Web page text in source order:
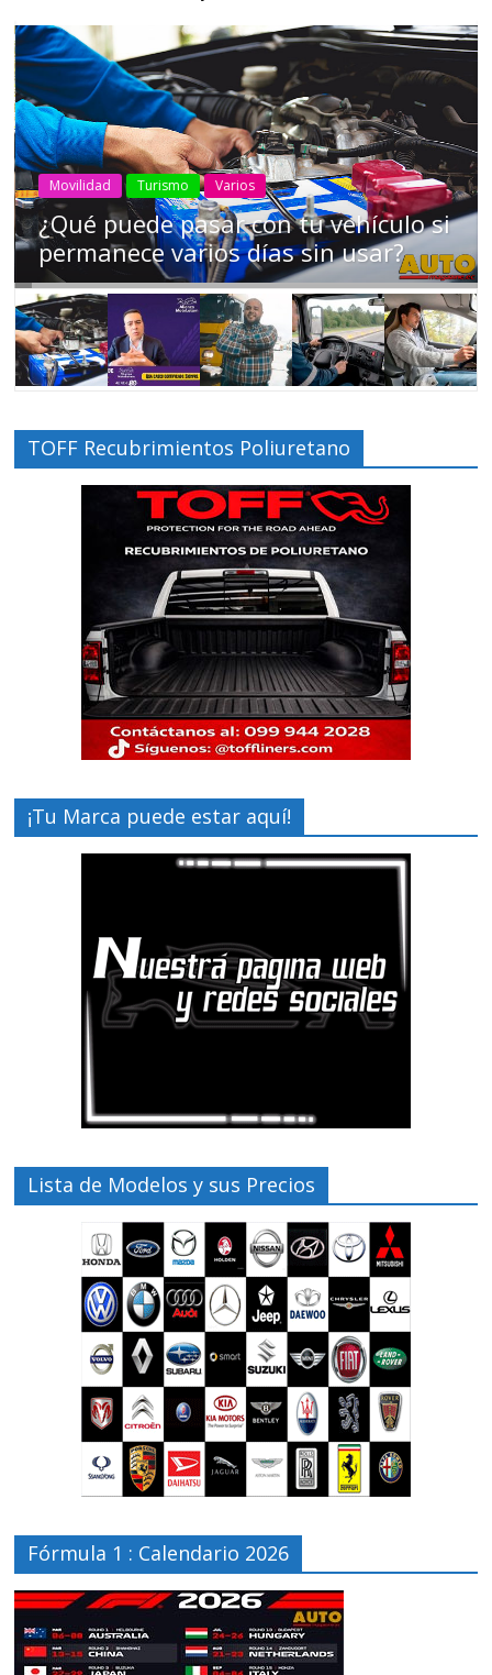
AEADE Industria Motociclismo Motos Movilidad
Campaña busca cambiar destino de
los motociclistas en la región
TOFF Recubrimientos Poliuretano
¡Tu Marca puede estar aquí!
Lista de Modelos y sus Precios
Fórmula 1 : Calendario 2026